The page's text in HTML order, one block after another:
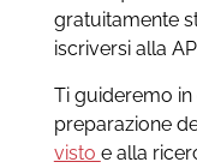
gratuitamente
iscriversi alla
Ti guideremo
preparazione
visto e alla